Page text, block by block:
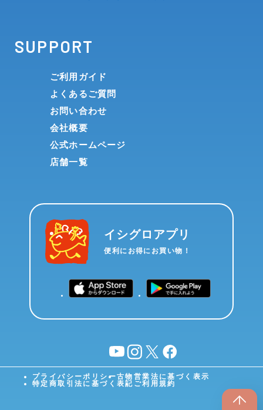
SUPPORT
ご利用ガイド
よくあるご質問
お問い合わせ
会社概要
公式ホームページ
店舗一覧
イシグロアプリ
便利にお得にお買い物！
YouTubeinstagram
X facebook
プライバシーポリシー古物営業法に基づく表示
特定商取引法に基づく表記 ご利用規約